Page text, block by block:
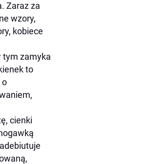
Zaraz za
wzory,
kobiece
tym zamyka
to
o
cienki